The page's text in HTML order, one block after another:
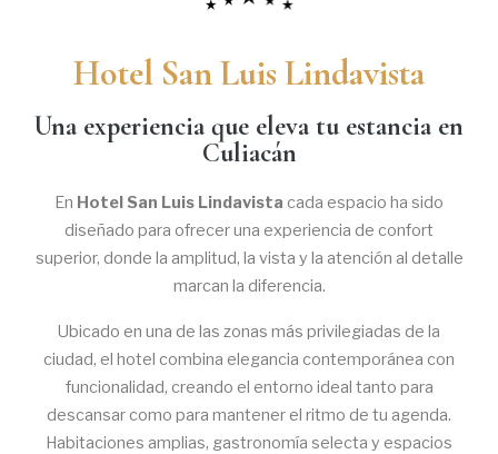
Hotel San Luis Lindavista
Una experiencia que eleva tu estancia en
Culiacán
En Hotel San Luis Lindavista cada espacio ha sido
diseñado para ofrecer una experiencia de confort
superior, donde la amplitud, la vista y la atención al detalle
marcan la diferencia.
Ubicado en una de las zonas más privilegiadas de la
ciudad, el hotel combina elegancia contemporánea con
funcionalidad, creando el entorno ideal tanto para
descansar como para mantener el ritmo de tu agenda.
Habitaciones amplias, gastronomía selecta y espacios